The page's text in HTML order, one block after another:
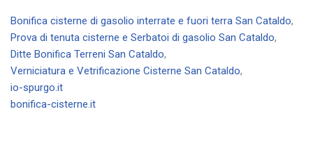
Bonifica cisterne di gasolio interrate e fuori terra San Cataldo,
Prova di tenuta cisterne e Serbatoi di gasolio San Cataldo,
Ditte Bonifica Terreni San Cataldo,
Verniciatura e Vetrificazione Cisterne San Cataldo,
io-spurgo.it
bonifica-cisterne.it